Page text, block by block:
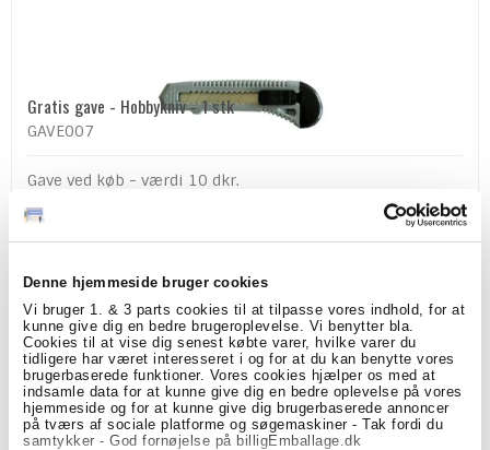
Denne hjemmeside bruger cookies
Vi bruger 1. & 3 parts cookies til at tilpasse vores indhold, for at
kunne give dig en bedre brugeroplevelse. Vi benytter bla.
Cookies til at vise dig senest købte varer, hvilke varer du
tidligere har været interesseret i og for at du kan benytte vores
brugerbaserede funktioner. Vores cookies hjælper os med at
indsamle data for at kunne give dig en bedre oplevelse på vores
hjemmeside og for at kunne give dig brugerbaserede annoncer
på tværs af sociale platforme og søgemaskiner - Tak fordi du
samtykker - God fornøjelse på billigEmballage.dk
Gratis gave - Hobbykniv - 1 stk
GAVE007
Gave ved køb - værdi 10 dkr.
0,00 DKK
Vis produkt